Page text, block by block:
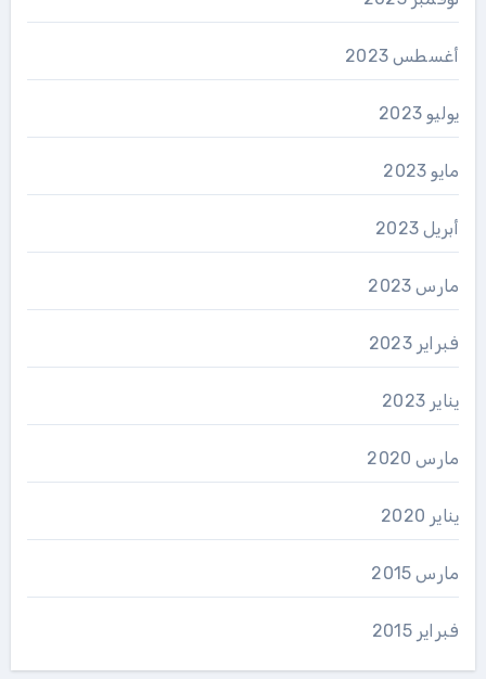
أغسطس 2023
يوليو 2023
مايو 2023
أبريل 2023
مارس 2023
فبراير 2023
يناير 2023
مارس 2020
يناير 2020
مارس 2015
فبراير 2015